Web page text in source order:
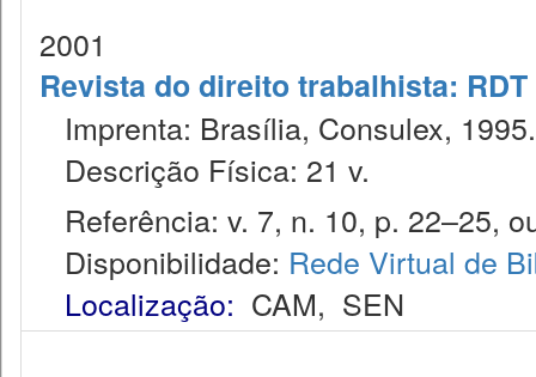
2001
Revista do direito trabalhista: RDT
Imprenta: Brasília, Consulex, 1995.
Descrição Física: 21 v.
Referência: v. 7, n. 10, p. 22–25,
Disponibilidade: Rede Virtual de
Localização: CAM, SEN